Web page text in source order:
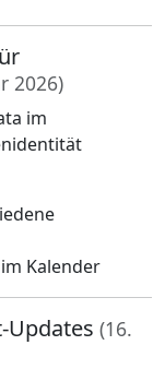
2026)
im
Kalender
Updates (16.